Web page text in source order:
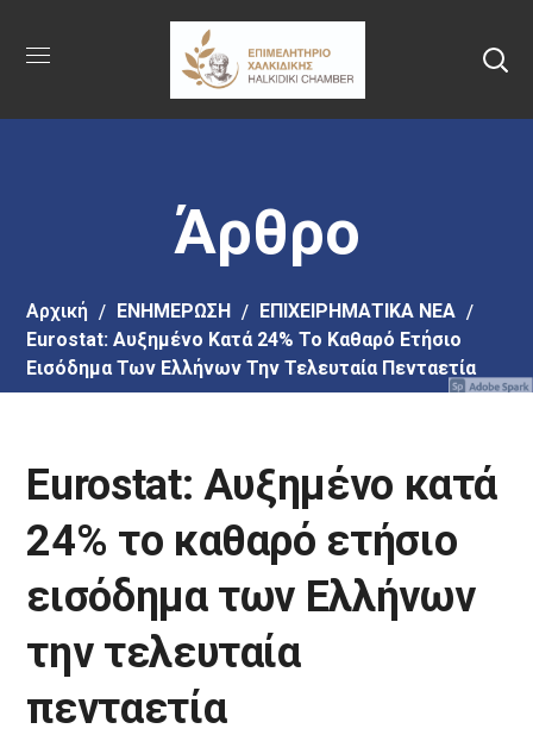
στο
περιεχόμενο
Άρθρο
Αρχική EΝΗΜΕΡΩΣΗ
ΕΠΙΧΕΙΡΗΜΑΤΙΚΑ ΝΕΑ
Eurostat: Αυξημένο Κατά 24% Το Καθαρό Ετήσιο
Εισόδημα Των Ελλήνων Την Τελευταία Πενταετία
Eurostat: Αυξημένο κατά
24% το καθαρό ετήσιο
εισόδημα των Ελλήνων
την τελευταία
πενταετία